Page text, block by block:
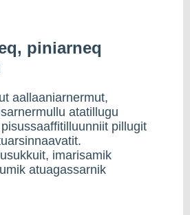
piniarneq
aallaaniarnermut,
atatillugu
pillugit
imarisamik
atuagassarnik